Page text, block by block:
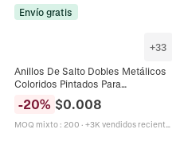
Envío gratis
+33
Anillos De Salto Dobles Metálicos
Coloridos Pintados Para
Fabricación De Joyas DIY Collar
Pulsera Accesorio Conector
-20% $0.008
MOQ mixto: 200 · +3K vendidos recientemente